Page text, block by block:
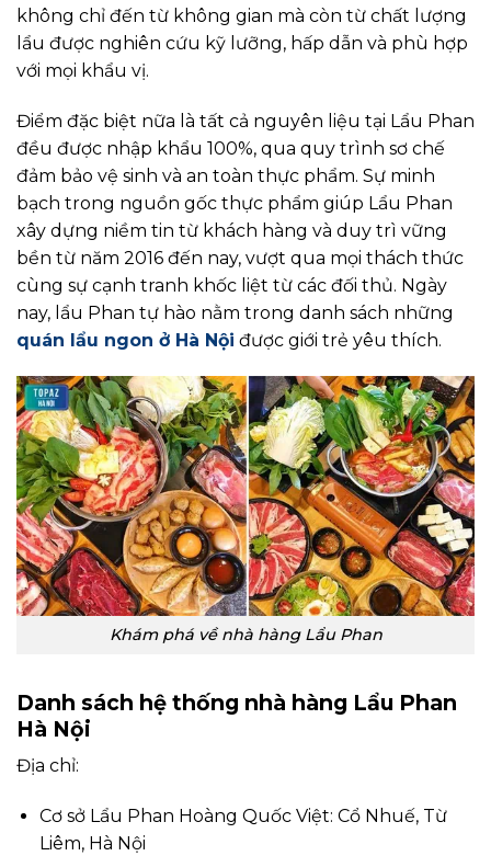
không chỉ đến từ không gian mà còn từ chất lượng
lẩu được nghiên cứu kỹ lưỡng, hấp dẫn và phù hợp
với mọi khẩu vị.
Điểm đặc biệt nữa là tất cả nguyên liệu tại Lẩu Phan
đều được nhập khẩu 100%, qua quy trình sơ chế
đảm bảo vệ sinh và an toàn thực phẩm. Sự minh
bạch trong nguồn gốc thực phẩm giúp Lẩu Phan
xây dựng niềm tin từ khách hàng và duy trì vững
bền từ năm 2016 đến nay, vượt qua mọi thách thức
cùng sự cạnh tranh khốc liệt từ các đối thủ. Ngày
nay, lẩu Phan tự hào nằm trong danh sách những
quán lẩu ngon ở Hà Nội được giới trẻ yêu thích.
Khám phá về nhà hàng Lẩu Phan
Danh sách hệ thống nhà hàng Lẩu Phan
Hà Nội
Địa chỉ:
Cơ sở Lẩu Phan Hoàng Quốc Việt: Cổ Nhuế, Từ
Liêm, Hà Nội